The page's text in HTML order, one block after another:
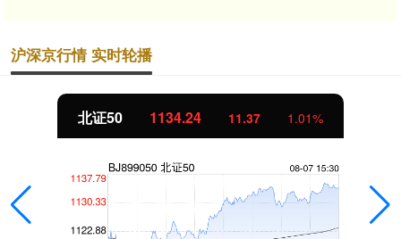
沪深京行情 实时轮播
北证50 1134.24 11.37 1.01%